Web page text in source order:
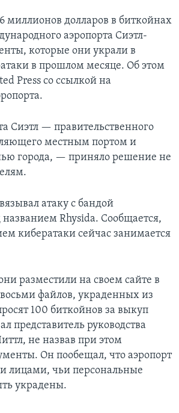
миллионов долларов в биткойнах
аэропорта Сиэтл-
которые они украли в
в прошлом месяце. Об этом
Press со ссылкой на
Сиэтл — правительственного
местным портом и
города, — приняло решение не
атаку с бандой
Rhysida. Сообщается,
кибератаки сейчас занимается
разместили на своем сайте в
файлов, украденных из
100 биткойнов за выкуп
представитель руководства
не назвав при этом
Он пообещал, что аэропорт
лицами, чьи персональные
украдены.